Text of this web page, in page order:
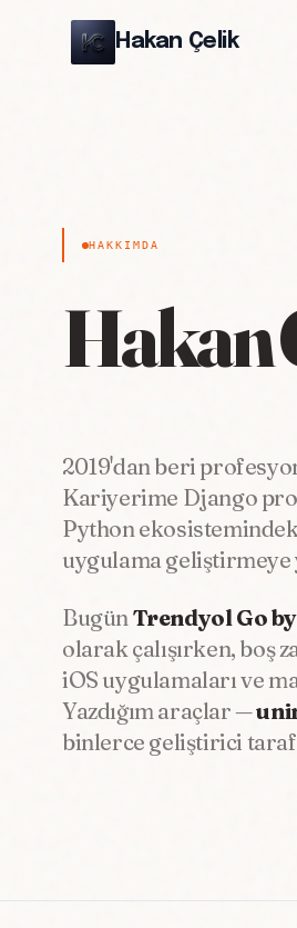
Hakan Çelik
HAKKIMDA
Hakan
2019'dan beri
Kariyerime Django
Python
uygulama geliştirmeye
BugünTrendyol Go
olarak çalışırken, boş
iOS uygulamaları ve
Yazdığım araçlar —
binlerce geliştirici